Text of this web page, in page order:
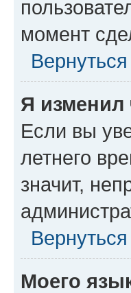
момент
Я изменил
Если вы
летнего
значит,
Моего